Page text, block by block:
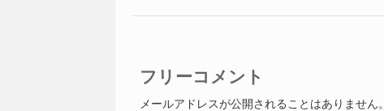
フリーコメント
メールアドレスが公開されることはありません。